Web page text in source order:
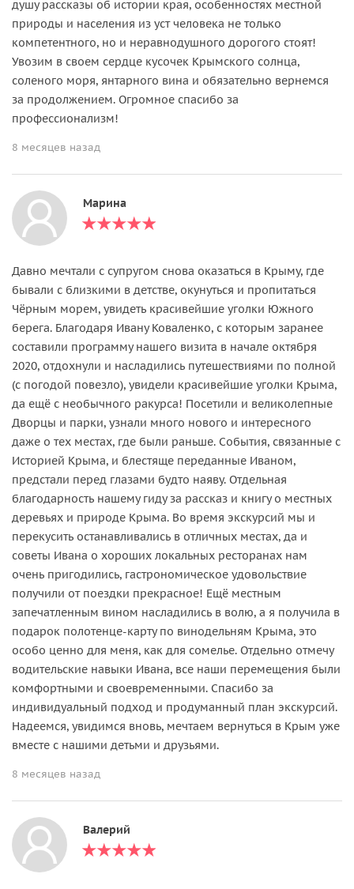
душу рассказы об истории края, особенностях местной
природы и населения из уст человека не только
компетентного, но и неравнодушного дорогого стоят!
Увозим в своем сердце кусочек Крымского солнца,
соленого моря, янтарного вина и обязательно вернемся
за продолжением. Огромное спасибо за
профессионализм!
8 месяцев назад
Марина
Давно мечтали с супругом снова оказаться в Крыму, где
бывали с близкими в детстве, окунуться и пропитаться
Чёрным морем, увидеть красивейшие уголки Южного
берега. Благодаря Ивану Коваленко, с которым заранее
составили программу нашего визита в начале октября
2020, отдохнули и насладились путешествиями по полной
(с погодой повезло), увидели красивейшие уголки Крыма,
да ещё с необычного ракурса! Посетили и великолепные
Дворцы и парки, узнали много нового и интересного
даже о тех местах, где были раньше. События, связанные с
Историей Крыма, и блестяще переданные Иваном,
предстали перед глазами будто наяву. Отдельная
благодарность нашему гиду за рассказ и книгу о местных
деревьях и природе Крыма. Во время экскурсий мы и
перекусить останавливались в отличных местах, да и
советы Ивана о хороших локальных ресторанах нам
очень пригодились, гастрономическое удовольствие
получили от поездки прекрасное! Ещё местным
запечатленным вином насладились в волю, а я получила в
подарок полотенце-карту по винодельням Крыма, это
особо ценно для меня, как для сомелье. Отдельно отмечу
водительские навыки Ивана, все наши перемещения были
комфортными и своевременными. Спасибо за
индивидуальный подход и продуманный план экскурсий.
Надеемся, увидимся вновь, мечтаем вернуться в Крым уже
вместе с нашими детьми и друзьями.
8 месяцев назад
Валерий